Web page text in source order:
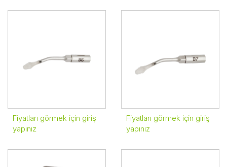
Fiyatları görmek için giriş
yapınız
Fiyatları görmek için giriş
yapınız